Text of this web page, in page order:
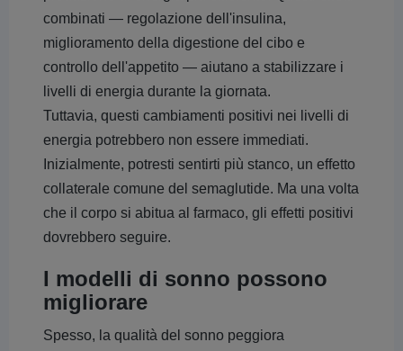
combinati — regolazione dell'insulina,
miglioramento della digestione del cibo e
controllo dell'appetito — aiutano a stabilizzare i
livelli di energia durante la giornata.
Tuttavia, questi cambiamenti positivi nei livelli di
energia potrebbero non essere immediati.
Inizialmente, potresti sentirti più stanco, un effetto
collaterale comune del semaglutide. Ma una volta
che il corpo si abitua al farmaco, gli effetti positivi
dovrebbero seguire.
I modelli di sonno possono
migliorare
Spesso, la qualità del sonno peggiora